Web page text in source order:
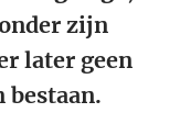
zijn
later geen
bestaan.